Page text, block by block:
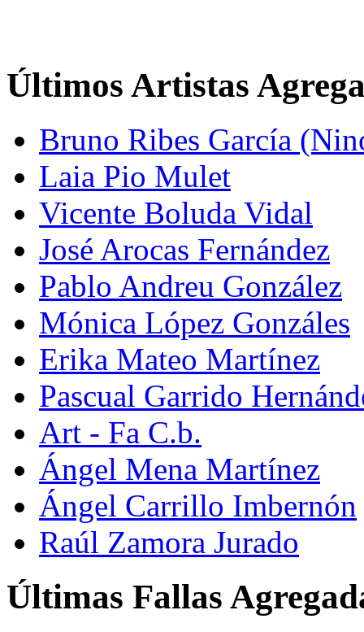
Últimos Artistas
Bruno Ribes García
Laia Pio Mulet
Vicente Boluda Vidal
José Arocas Fernández
Pablo Andreu González
Mónica López Gonzáles
Erika Mateo Martínez
Pascual Garrido
Art - Fa C.b.
Ángel Mena Martínez
Ángel Carrillo Imbernón
Raúl Zamora Jurado
Últimas Fallas